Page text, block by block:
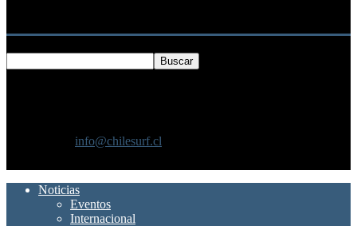
info@chilesurf.cl
Noticias
Eventos
Internacional